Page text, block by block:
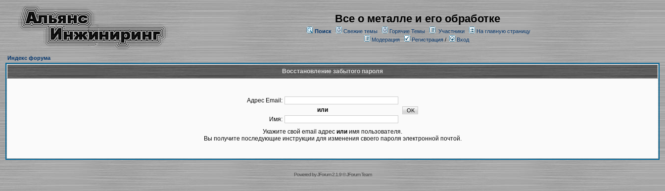
Все о металле и его обработке
Поиск Свежие темы Горячие Темы Участники
На главную страницу
Модерация
Регистрация/ Вход
Индекс форума
Восстановление забытого пароля
Адрес Email:
или
Имя:
Укажите свой email адрес или имя пользователя.
Вы получите последующие инструкции для изменения своего пароля электронной почтой.
Powered byJForum 2.1.9©JForum Team